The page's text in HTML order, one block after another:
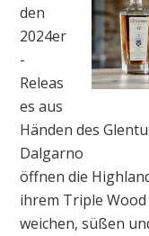
den
2024er
-
Releas
es aus
Händen des
Dalgarno
öffnen die
ihrem Triple Wood
weichen, süßen